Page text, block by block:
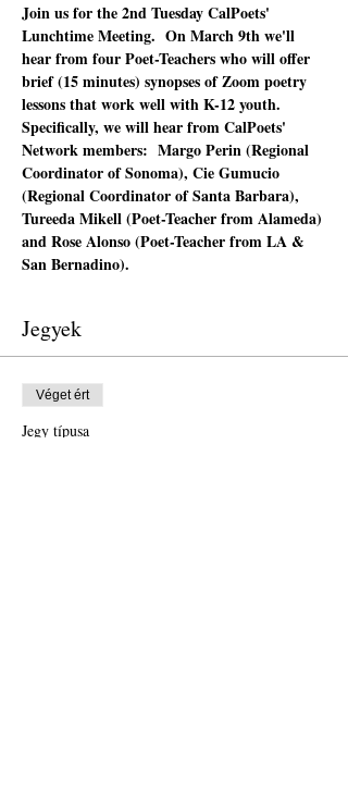
Join us for the 2nd Tuesday CalPoets'
Lunchtime Meeting.  On March 9th we'll
hear from four Poet-Teachers who will offer
brief (15 minutes) synopses of Zoom poetry
lessons that work well with K-12 youth.
Specifically, we will hear from CalPoets'
Network members:  Margo Perin (Regional
Coordinator of Sonoma), Cie Gumucio
(Regional Coordinator of Santa Barbara),
Tureeda Mikell (Poet-Teacher from Alameda)
and Rose Alonso (Poet-Teacher from LA &
San Bernadino).
Jegyek
Véget ért
Jegy típusa